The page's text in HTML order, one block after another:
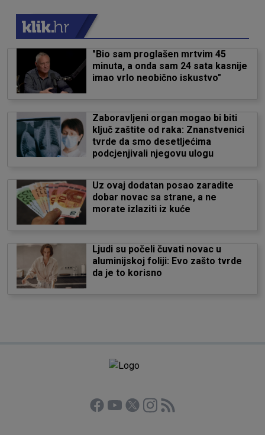
"Bio sam proglašen mrtvim 45
minuta, a onda sam 24 sata kasnije
imao vrlo neobično iskustvo"
Zaboravljeni organ mogao bi biti
ključ zaštite od raka: Znanstvenici
tvrde da smo desetljećima
podcjenjivali njegovu ulogu
Uz ovaj dodatan posao zaradite
dobar novac sa strane, a ne
morate izlaziti iz kuće
Ljudi su počeli čuvati novac u
aluminijskoj foliji: Evo zašto tvrde
da je to korisno